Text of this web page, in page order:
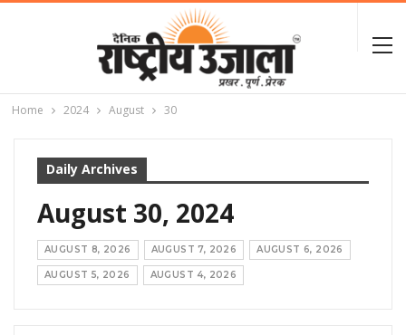
Home 2024 August 30
Daily Archives
August 30, 2024
AUGUST 8, 2026 AUGUST 7, 2026 AUGUST 6, 2026
AUGUST 5, 2026 AUGUST 4, 2026